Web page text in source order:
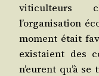
viti­cul­teurs
l’organisation
moment était
exis­taient des
n’eurent qu’à